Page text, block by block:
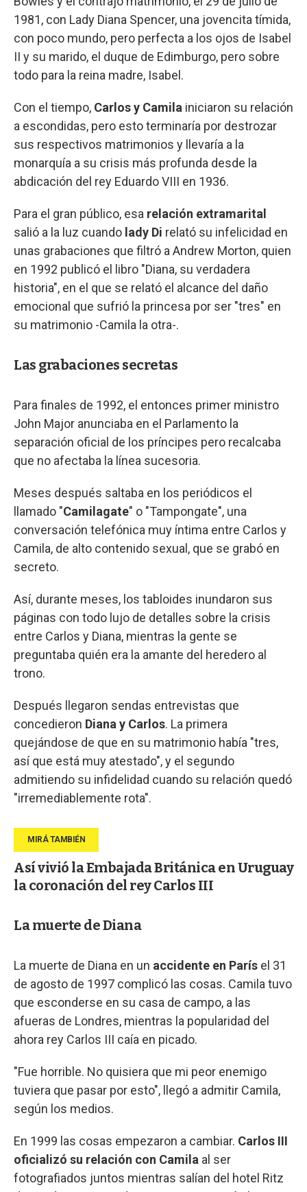
1981, con Lady Diana Spencer, una jovencita tímida,
con poco mundo, pero perfecta a los ojos de Isabel
II y su marido, el duque de Edimburgo, pero sobre
todo para la reina madre, Isabel.
Con el tiempo, Carlos y Camila iniciaron su relación
a escondidas, pero esto terminaría por destrozar
sus respectivos matrimonios y llevaría a la
monarquía a su crisis más profunda desde la
abdicación del rey Eduardo VIII en 1936.
Para el gran público, esa relación extramarital
salió a la luz cuando lady Di relató su infelicidad en
unas grabaciones que filtró a Andrew Morton, quien
en 1992 publicó el libro "Diana, su verdadera
historia", en el que se relató el alcance del daño
emocional que sufrió la princesa por ser "tres" en
su matrimonio -Camila la otra-.
Las grabaciones secretas
Para finales de 1992, el entonces primer ministro
John Major anunciaba en el Parlamento la
separación oficial de los príncipes pero recalcaba
que no afectaba la línea sucesoria.
Meses después saltaba en los periódicos el
llamado "Camilagate" o "Tampongate", una
conversación telefónica muy íntima entre Carlos y
Camila, de alto contenido sexual, que se grabó en
secreto.
Así, durante meses, los tabloides inundaron sus
páginas con todo lujo de detalles sobre la crisis
entre Carlos y Diana, mientras la gente se
preguntaba quién era la amante del heredero al
trono.
Después llegaron sendas entrevistas que
concedieron Diana y Carlos. La primera
quejándose de que en su matrimonio había "tres,
así que está muy atestado", y el segundo
admitiendo su infidelidad cuando su relación quedó
"irremediablemente rota".
Así vivió la Embajada Británica en Uruguay
la coronación del rey Carlos III
La muerte de Diana
La muerte de Diana en un accidente en París el 31
de agosto de 1997 complicó las cosas. Camila tuvo
que esconderse en su casa de campo, a las
afueras de Londres, mientras la popularidad del
ahora rey Carlos III caía en picado.
"Fue horrible. No quisiera que mi peor enemigo
tuviera que pasar por esto", llegó a admitir Camila,
según los medios.
En 1999 las cosas empezaron a cambiar. Carlos III
oficializó su relación con Camila al ser
fotografiados juntos mientras salían del hotel Ritz